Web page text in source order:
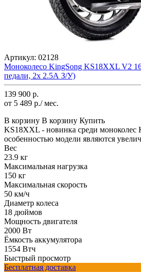
Артикул: 02128
Моноколесо KingSong KS18XXL V2
педали, 2x 2.5А З/У)
139 900 р.
от 5 489 р./ мес.
В корзину В корзину Купить
KS18XXL - новинка среди моноколес
особенностью модели являются
Вес
23.9 кг
Максимальная нагрузка
150 кг
Максимальная скорость
50 км/ч
Диаметр колеса
18 дюймов
Мощность двигателя
2000 Вт
Ёмкость аккумулятора
1554 Втч
Быстрый просмотр
Бесплатная доставка